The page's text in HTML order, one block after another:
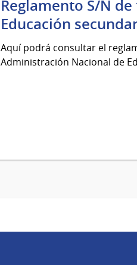
Reglamento S/N
Educación
Aquí podrá consultar el
Administración Nacional de